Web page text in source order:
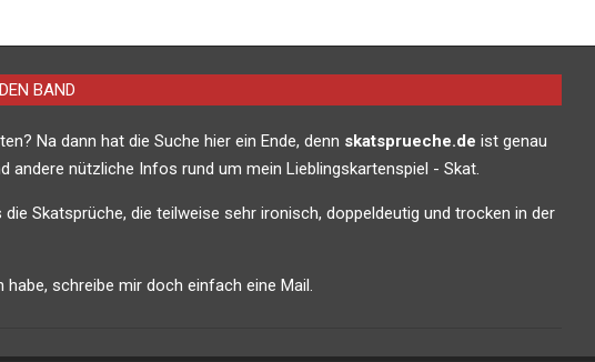
BAND
Na dann hat die Suche hier ein Ende, denn skatsprueche.de ist genau
andere nützliche Infos rund um mein Lieblingskartenspiel - Skat.
Skatsprüche, die teilweise sehr ironisch, doppeldeutig und trocken in der
schreibe mir doch einfach eine Mail.